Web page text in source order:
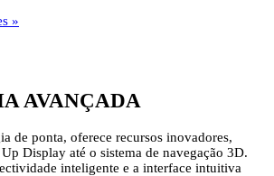
»
AVANÇADA
de ponta, oferece recursos inovadores,
Display até o sistema de navegação 3D.
inteligente e a interface intuitiva